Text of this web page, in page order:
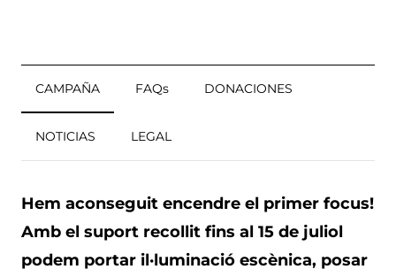
CAMPAÑA FAQs DONACIONES
NOTICIAS LEGAL
Hem aconseguit encendre el primer focus!
Amb el suport recollit fins al 15 de juliol
podem portar il·luminació escènica, posar